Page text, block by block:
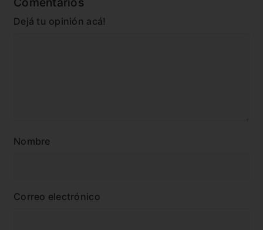
Dejá tu opinión acá!
Nombre
Correo electrónico